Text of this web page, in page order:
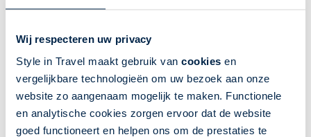
Wij respecteren uw privacy
Style in Travel maakt gebruik van cookies en
vergelijkbare technologieën om uw bezoek aan onze
website zo aangenaam mogelijk te maken. Functionele
en analytische cookies zorgen ervoor dat de website
goed functioneert en helpen ons om de prestaties te
Route: Herrenberg - Aankomst in Nederland, 615 km
(naar Utrecht)